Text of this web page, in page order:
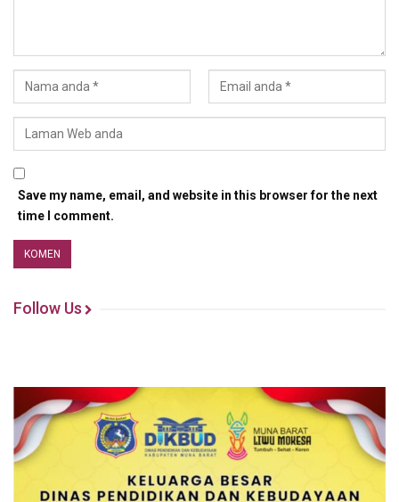
Save my name, email, and website in this browser for the next
time I comment.
Follow Us